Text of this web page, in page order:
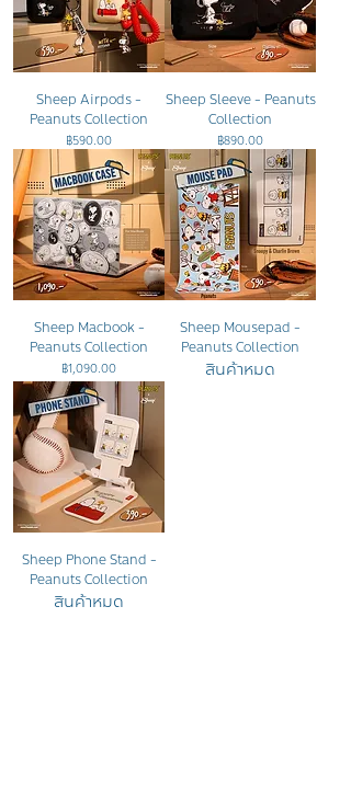
Sheep Airpods -
Peanuts Collection
ราคา
฿590.00
Sheep Sleeve - Peanuts
Collection
ราคา
฿890.00
Sheep Macbook -
Peanuts Collection
ราคา
฿1,090.00
Sheep Mousepad -
Peanuts Collection
สินค้าหมด
Sheep Phone Stand -
Peanuts Collection
สินค้าหมด